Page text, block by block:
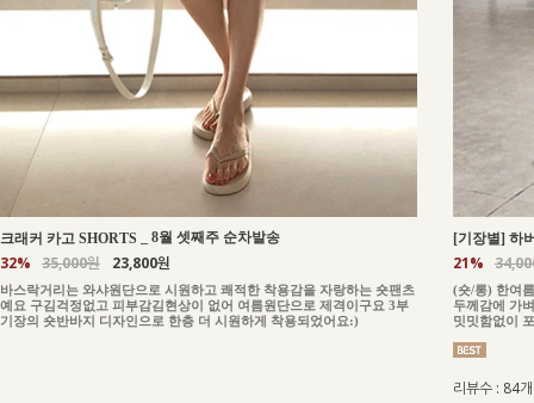
크래커 카고 SHORTS 8월 셋째주 순차발송
32% 35,000원 23,800원
바스락거리는 와샤원단으로 시원하고 쾌적한 착용감을 자랑하는 숏팬츠
예요 구김걱정없고 피부감김현상이 없어 여름원단으로 제격이구요 3부
기장의 숏반바지 디자인으로 한층 더 시원하게 착용되었어요:)
[기장별] 하
21%
(숏/롱) 한여
두께감에 가
밋밋함없이
리뷰수 : 84개